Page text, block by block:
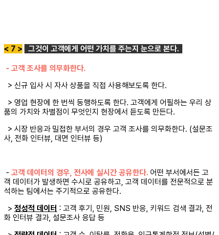
< 7 > 그것이 고객에게 어떤 가치를 주는지 눈으로 본다.
- 고객 조사를 의무화한다.
> 신규 입사 시 자사 상품을 직접 사용해보도록 한다.
> 영업 현장에 한 번씩 동행하도록 한다. 고객에게 어필하는 우리 상
품의 가치와 차별점이 무엇인지 현장에서 듣도록 만든다.
> 시장 반응과 밀접한 부서의 경우 고객 조사를 의무화한다. (설문조
사, 전화 인터뷰, 대면 인터뷰 등)
- 고객 데이터의 경우, 전사에 실시간 공유한다. 어떤 부서에서든 고
객 데이터가 발생하면 수시로 공유하고, 고객 데이터를 전문적으로 분
석하는 팀에서는 주기적으로 공유한다.
> 정성적 데이터 : 고객 후기, 민원, SNS 반응, 키워드 검색 결과, 전
화 인터뷰 결과, 설문조사 응답 등